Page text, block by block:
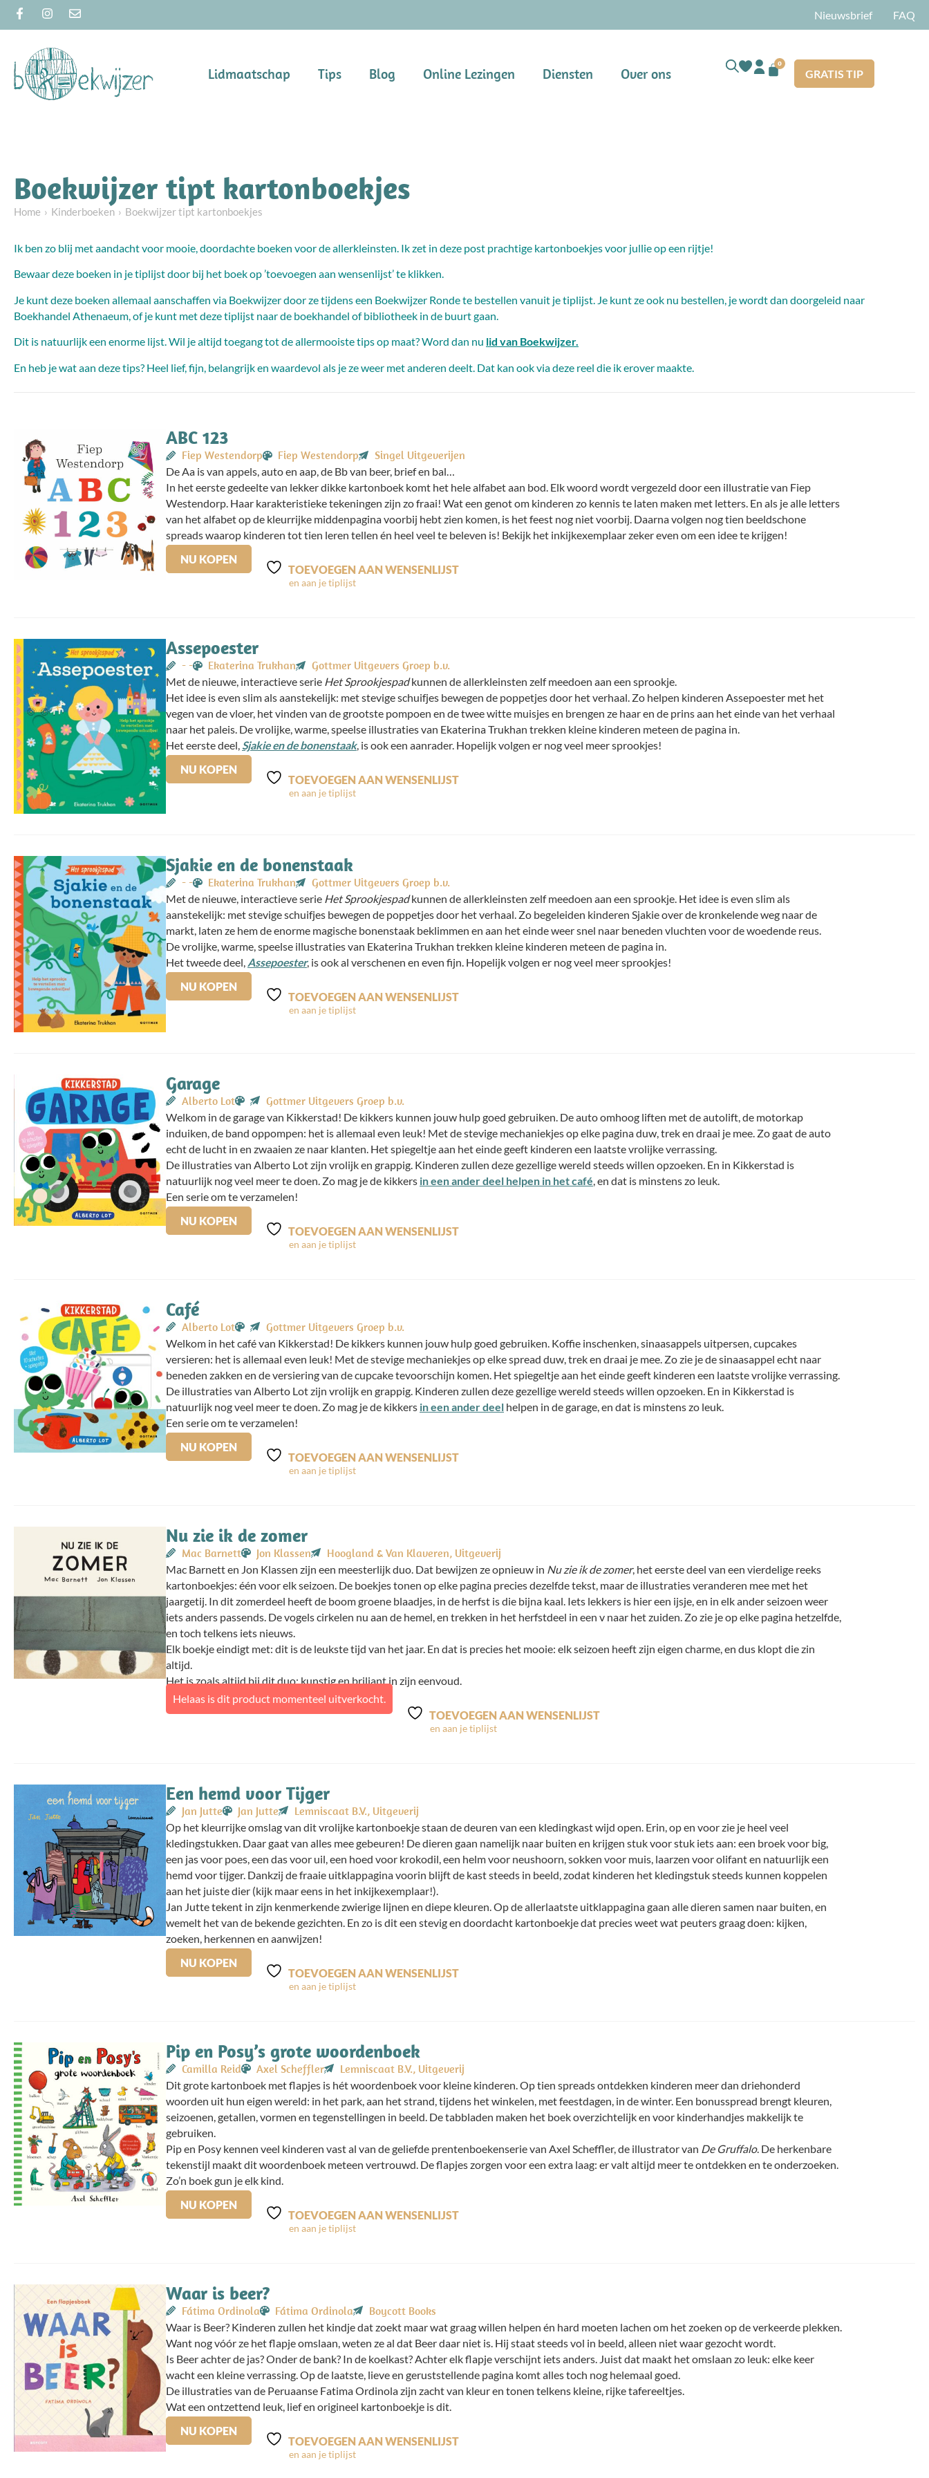
Nieuwsbrief FAQ
Lidmaatschap Tips Blog Online Lezingen Diensten Over ons
0
GRATIS TIP
Boekwijzer tipt kartonboekjes
Home Kinderboeken Boekwijzer tipt kartonboekjes
Ik ben zo blij met aandacht voor mooie, doordachte boeken voor de allerkleinsten. Ik zet in deze post prachtige kartonboekjes voor jullie op een rijtje!
Bewaar deze boeken in je tiplijst door bij het boek op ’toevoegen aan wensenlijst’ te klikken.
Je kunt deze boeken allemaal aanschaffen via Boekwijzer door ze tijdens een Boekwijzer Ronde te bestellen vanuit je tiplijst. Je kunt ze ook nu bestellen, je wordt dan doorgeleid naar
Boekhandel Athenaeum, of je kunt met deze tiplijst naar de boekhandel of bibliotheek in de buurt gaan.
Dit is natuurlijk een enorme lijst. Wil je altijd toegang tot de allermooiste tips op maat? Word dan nu lid van Boekwijzer.
En heb je wat aan deze tips? Heel lief, fijn, belangrijk en waardevol als je ze weer met anderen deelt. Dat kan ook via deze reel die ik erover maakte.
ABC 123
Fiep Westendorp Fiep Westendorp Singel Uitgeverijen
De Aa is van appels, auto en aap, de Bb van beer, brief en bal…
In het eerste gedeelte van lekker dikke kartonboek komt het hele alfabet aan bod. Elk woord wordt vergezeld door een illustratie van Fiep
Westendorp. Haar karakteristieke tekeningen zijn zo fraai! Wat een genot om kinderen zo kennis te laten maken met letters. En als je alle letters
van het alfabet op de kleurrijke middenpagina voorbij hebt zien komen, is het feest nog niet voorbij. Daarna volgen nog tien beeldschone
spreads waarop kinderen tot tien leren tellen én heel veel te beleven is! Bekijk het inkijkexemplaar zeker even om een idee te krijgen!
NU KOPEN
TOEVOEGEN AAN WENSENLIJST
Assepoester
- - Ekaterina Trukhan Gottmer Uitgevers Groep b.v.
Met de nieuwe, interactieve serie Het Sprookjespadkunnen de allerkleinsten zelf meedoen aan een sprookje.
Het idee is even slim als aanstekelijk: met stevige schuifjes bewegen de poppetjes door het verhaal. Zo helpen kinderen Assepoester met het
vegen van de vloer, het vinden van de grootste pompoen en de twee witte muisjes en brengen ze haar en de prins aan het einde van het verhaal
naar het paleis. De vrolijke, warme, speelse illustraties van Ekaterina Trukhan trekken kleine kinderen meteen de pagina in.
Het eerste deel,Sjakie en de bonenstaak, is ook een aanrader. Hopelijk volgen er nog veel meer sprookjes!
NU KOPEN
TOEVOEGEN AAN WENSENLIJST
Sjakie en de bonenstaak
- - Ekaterina Trukhan Gottmer Uitgevers Groep b.v.
Met de nieuwe, interactieve serie Het Sprookjespadkunnen de allerkleinsten zelf meedoen aan een sprookje. Het idee is even slim als
aanstekelijk: met stevige schuifjes bewegen de poppetjes door het verhaal. Zo begeleiden kinderen Sjakie over de kronkelende weg naar de
markt, laten ze hem de enorme magische bonenstaak beklimmen en aan het einde weer snel naar beneden vluchten voor de woedende reus.
De vrolijke, warme, speelse illustraties van Ekaterina Trukhan trekken kleine kinderen meteen de pagina in.
Het tweede deel, Assepoester, is ook al verschenen en even fijn. Hopelijk volgen er nog veel meer sprookjes!
NU KOPEN
TOEVOEGEN AAN WENSENLIJST
Garage
Alberto Lot Gottmer Uitgevers Groep b.v.
Welkom in de garage van Kikkerstad! De kikkers kunnen jouw hulp goed gebruiken. De auto omhoog liften met de autolift, de motorkap
induiken, de band oppompen: het is allemaal even leuk! Met de stevige mechaniekjes op elke pagina duw, trek en draai je mee. Zo gaat de auto
echt de lucht in en zwaaien ze naar klanten. Het spiegeltje aan het einde geeft kinderen een laatste vrolijke verrassing.
De illustraties van Alberto Lot zijn vrolijk en grappig. Kinderen zullen deze gezellige wereld steeds willen opzoeken. En in Kikkerstad is
natuurlijk nog veel meer te doen. Zo mag je de kikkers in een ander deel helpen in het café , en dat is minstens zo leuk.
Een serie om te verzamelen!
NU KOPEN
TOEVOEGEN AAN WENSENLIJST
Café
Alberto Lot Gottmer Uitgevers Groep b.v.
Welkom in het café van Kikkerstad! De kikkers kunnen jouw hulp goed gebruiken. Koffie inschenken, sinaasappels uitpersen, cupcakes
versieren: het is allemaal even leuk! Met de stevige mechaniekjes op elke spread duw, trek en draai je mee. Zo zie je de sinaasappel echt naar
beneden zakken en de versiering van de cupcake tevoorschijn komen. Het spiegeltje aan het einde geeft kinderen een laatste vrolijke verrassing.
De illustraties van Alberto Lot zijn vrolijk en grappig. Kinderen zullen deze gezellige wereld steeds willen opzoeken. En in Kikkerstad is
natuurlijk nog veel meer te doen. Zo mag je de kikkers in een ander deel helpen in de garage, en dat is minstens zo leuk.
Een serie om te verzamelen!
NU KOPEN
TOEVOEGEN AAN WENSENLIJST
Nu zie ik de zomer
Mac Barnett Jon Klassen Hoogland & Van Klaveren, Uitgeverij
Mac Barnett en Jon Klassen zijn een meesterlijk duo. Dat bewijzen ze opnieuw in Nu zie ik de zomer, het eerste deel van een vierdelige reeks
kartonboekjes: één voor elk seizoen. De boekjes tonen op elke pagina precies dezelfde tekst, maar de illustraties veranderen mee met het
jaargetij. In dit zomerdeel heeft de boom groene blaadjes, in de herfst is die bijna kaal. Iets lekkers is hier een ijsje, en in elk ander seizoen weer
iets anders passends. De vogels cirkelen nu aan de hemel, en trekken in het herfstdeel in een v naar het zuiden. Zo zie je op elke pagina hetzelfde,
en toch telkens iets nieuws.
Elk boekje eindigt met: dit is de leukste tijd van het jaar. En dat is precies het mooie: elk seizoen heeft zijn eigen charme, en dus klopt die zin
altijd.
Het is zoals altijd bij dit duo: kunstig en briljant in zijn eenvoud.
Helaas is dit product momenteel uitverkocht.
TOEVOEGEN AAN WENSENLIJST
Een hemd voor Tijger
Jan Jutte Jan Jutte Lemniscaat B.V., Uitgeverij
Op het kleurrijke omslag van dit vrolijke kartonboekje staan de deuren van een kledingkast wijd open. Erin, op en voor zie je heel veel
kledingstukken. Daar gaat van alles mee gebeuren! De dieren gaan namelijk naar buiten en krijgen stuk voor stuk iets aan: een broek voor big,
een jas voor poes, een das voor uil, een hoed voor krokodil, een helm voor neushoorn, sokken voor muis, laarzen voor olifant en natuurlijk een
hemd voor tijger. Dankzij de fraaie uitklappagina voorin blijft de kast steeds in beeld, zodat kinderen het kledingstuk steeds kunnen koppelen
aan het juiste dier (kijk maar eens in het inkijkexemplaar!).
Jan Jutte tekent in zijn kenmerkende zwierige lijnen en diepe kleuren. Op de allerlaatste uitklappagina gaan alle dieren samen naar buiten, en
wemelt het van de bekende gezichten. En zo is dit een stevig en doordacht kartonboekje dat precies weet wat peuters graag doen: kijken,
zoeken, herkennen en aanwijzen!
NU KOPEN
TOEVOEGEN AAN WENSENLIJST
Pip en Posy’s grote woordenboek
Camilla Reid Axel Scheffler Lemniscaat B.V., Uitgeverij
Dit grote kartonboek met flapjes is hét woordenboek voor kleine kinderen. Op tien spreads ontdekken kinderen meer dan driehonderd
woorden uit hun eigen wereld: in het park, aan het strand, tijdens het winkelen, met feestdagen, in de winter. Een bonusspread brengt kleuren,
seizoenen, getallen, vormen en tegenstellingen in beeld. De tabbladen maken het boek overzichtelijk en voor kinderhandjes makkelijk te
gebruiken.
Pip en Posy kennen veel kinderen vast al van de geliefde prentenboekenserie van Axel Scheffler, de illustrator van De Gruffalo. De herkenbare
tekenstijl maakt dit woordenboek meteen vertrouwd. De flapjes zorgen voor een extra laag: er valt altijd meer te ontdekken en te onderzoeken.
Zo’n boek gun je elk kind.
NU KOPEN
TOEVOEGEN AAN WENSENLIJST
Waar is beer?
Fátima Ordinola Fátima Ordinola Boycott Books
Waar is Beer? Kinderen zullen het kindje dat zoekt maar wat graag willen helpen én hard moeten lachen om het zoeken op de verkeerde plekken.
Want nog vóór ze het flapje omslaan, weten ze al dat Beer daar niet is. Hij staat steeds vol in beeld, alleen niet waar gezocht wordt.
Is Beer achter de jas? Onder de bank? In de koelkast? Achter elk flapje verschijnt iets anders. Juist dat maakt het omslaan zo leuk: elke keer
wacht een kleine verrassing. Op de laatste, lieve en geruststellende pagina komt alles toch nog helemaal goed.
De illustraties van de Peruaanse Fatima Ordinola zijn zacht van kleur en tonen telkens kleine, rijke tafereeltjes.
Wat een ontzettend leuk, lief en origineel kartonboekje is dit.
NU KOPEN
TOEVOEGEN AAN WENSENLIJST